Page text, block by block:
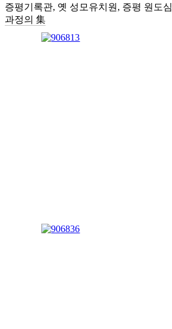
증평기록관, 옛 성모유치원, 증평 원도심
과정의 集